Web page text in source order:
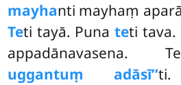
mayhanti mayhaṃ
Teti tayā. Puna teti tava.
appadānavasena.
uggantuṃ adāsī’’